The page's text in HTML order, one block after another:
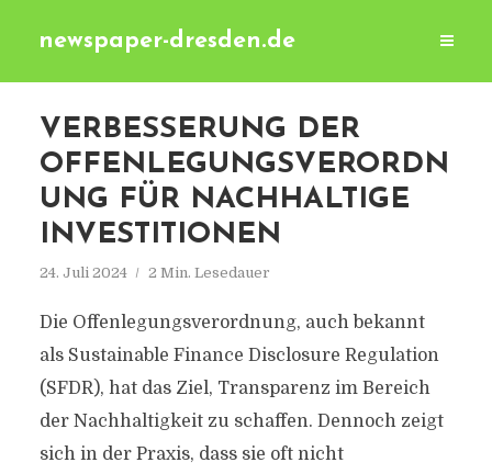
newspaper-dresden.de
VERBESSERUNG DER
OFFENLEGUNGSVERORDN
UNG FÜR NACHHALTIGE
INVESTITIONEN
24. Juli 2024 2 Min. Lesedauer
Die Offenlegungsverordnung, auch bekannt
als Sustainable Finance Disclosure Regulation
(SFDR), hat das Ziel, Transparenz im Bereich
der Nachhaltigkeit zu schaffen. Dennoch zeigt
sich in der Praxis, dass sie oft nicht